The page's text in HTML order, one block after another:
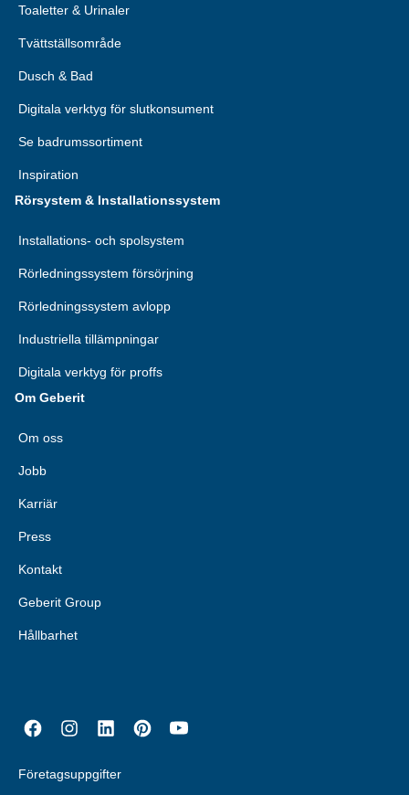
Toaletter & Urinaler
Tvättställsområde
Dusch & Bad
Digitala verktyg för slutkonsument
Se badrumssortiment
Inspiration
Rörsystem & Installationssystem
Installations- och spolsystem
Rörledningssystem försörjning
Rörledningssystem avlopp
Industriella tillämpningar
Digitala verktyg för proffs
Om Geberit
Om oss
Jobb
Karriär
Press
Kontakt
Geberit Group
Hållbarhet
Företagsuppgifter